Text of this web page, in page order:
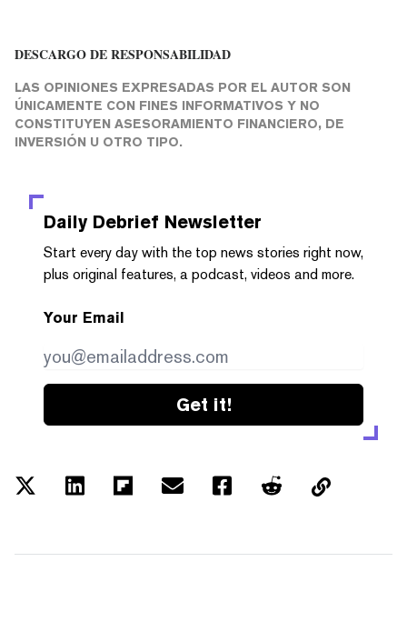
DESCARGO DE RESPONSABILIDAD
LAS OPINIONES EXPRESADAS POR EL AUTOR SON
ÚNICAMENTE CON FINES INFORMATIVOS Y NO
CONSTITUYEN ASESORAMIENTO FINANCIERO, DE
INVERSIÓN U OTRO TIPO.
Daily Debrief Newsletter
Start every day with the top news stories right now,
plus original features, a podcast, videos and more.
Your Email
Get it!